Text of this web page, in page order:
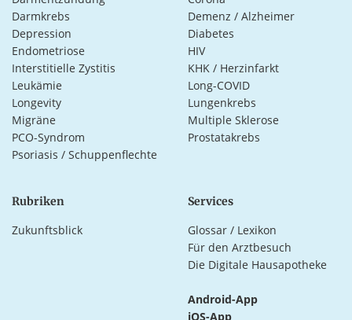
Darmkrebs
Demenz / Alzheimer
Depression
Diabetes
Endometriose
HIV
Interstitielle Zystitis
KHK / Herzinfarkt
Leukämie
Long-COVID
Longevity
Lungenkrebs
Migräne
Multiple Sklerose
PCO-Syndrom
Prostatakrebs
Psoriasis / Schuppenflechte
Rubriken
Zukunftsblick
Services
Glossar / Lexikon
Für den Arztbesuch
Die Digitale Hausapotheke
Android-App
iOS-App